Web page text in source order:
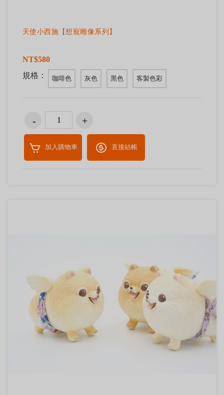
天使小西施【想寵雕像系列】
NT$580
規格：
咖啡色 灰色 黑色 客製色彩
加入購物車 直接結帳